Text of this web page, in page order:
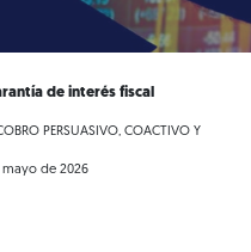
de interés fiscal
PERSUASIVO, COACTIVO Y
mayo de 2026